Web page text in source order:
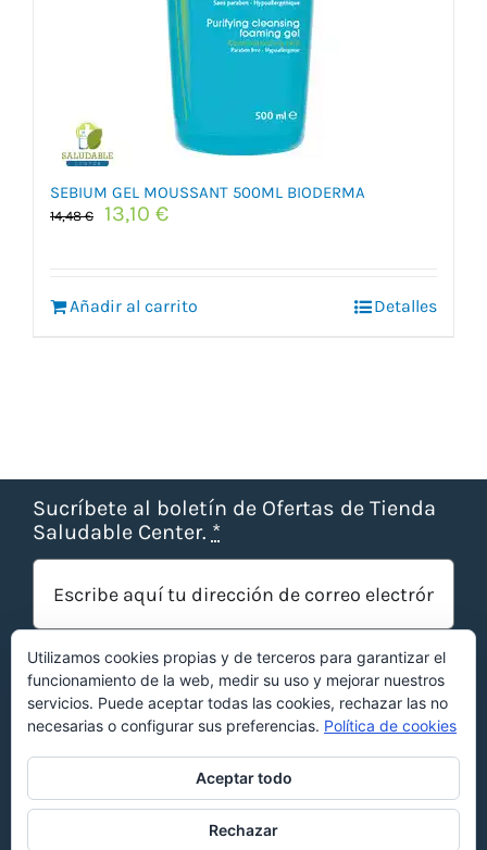
SEBIUM GEL MOUSSANT 500ML BIODERMA
14,48€
El
14,48 €.
13,10 €El
13,10 €.
Añadir al carrito Detalles
Sucríbete al boletín de Ofertas de Tienda
Saludable Center. *
¡OBTENER OFERTAS!
Utilizamos cookies propias y de terceros para garantizar el
funcionamiento de la web, medir su uso y mejorar nuestros
servicios. Puede aceptar todas las cookies, rechazar las no
necesarias o configurar sus preferencias. Política de cookies
Aceptar todo
Rechazar